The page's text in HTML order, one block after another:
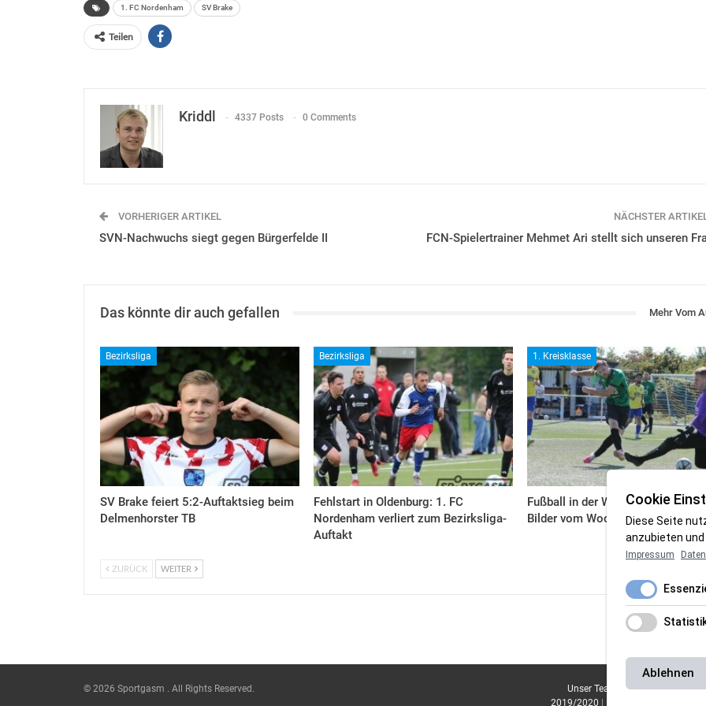
1. FC Nordenham SV Brake
Teilen
Kriddl 4337 Posts 0 Comments
VORHERIGER ARTIKEL
SVN-Nachwuchs siegt gegen Bürgerfelde II
NÄCHSTER
FCN-Spielertrainer Mehmet Ari stellt sich unseren
Das könnte dir auch gefallen Mehr Vom
Bezirksliga
SV Brake feiert 5:2-Auftaktsieg beim
Delmenhorster TB
Bezirksliga
Fehlstart in Oldenburg: 1. FC
Nordenham verliert zum Bezirksliga-
Auftakt
1. Kreisklasse
Fußball in der Wesermarsch: Die
Bilder vom Wochenende
ZURÜCK WEITER
© 2026 Sportgasm . All Rights Reserved. Unser Team Impressum|
2019/2020
Magazin Saison 2020/
Cookie
Diese Seite
anzubieten
Impressum
Ablehnen